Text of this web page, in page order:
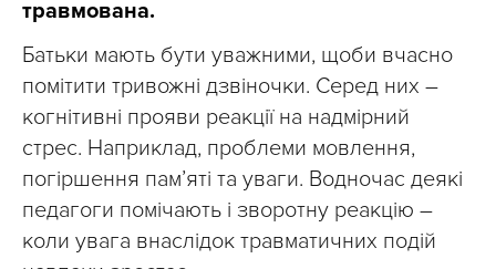
травмована.
Батьки мають бути уважними, щоби вчасно
помітити тривожні дзвіночки. Серед них –
когнітивні прояви реакції на надмірний
стрес. Наприклад, проблеми мовлення,
погіршення пам’яті та уваги. Водночас деякі
педагоги помічають і зворотну реакцію –
коли увага внаслідок травматичних подій